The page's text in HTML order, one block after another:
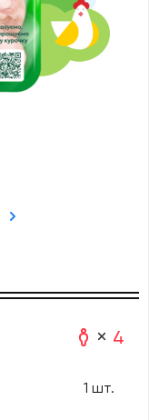
4
1 шт.